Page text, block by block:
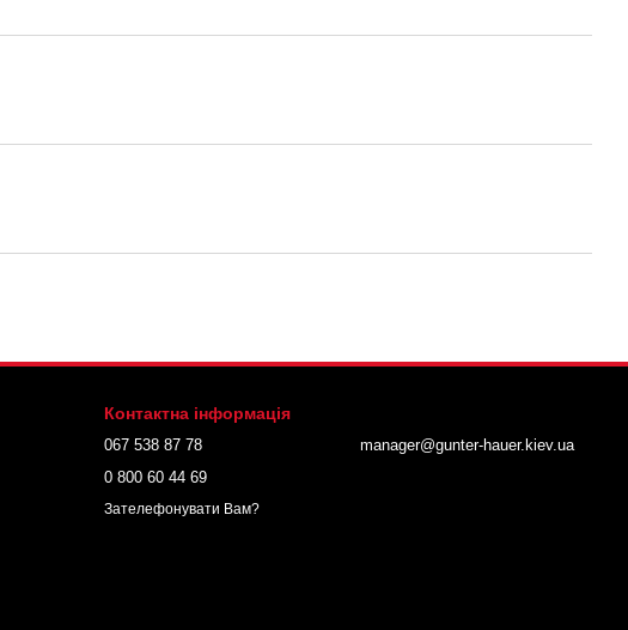
Контактна інформація
067 538 87 78
0 800 60 44 69
Зателефонувати Вам?
manager@gunter-hauer.kiev.ua